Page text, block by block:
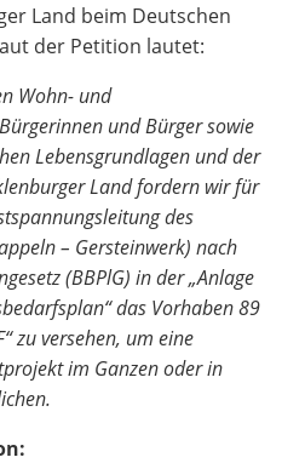
Land beim Deutschen
der Petition lautet:
Wohn- und
und Bürger sowie
Lebensgrundlagen und der
Land fordern wir für
des
– Gersteinwerk) nach
(BBPlG) in der „Anlage
das Vorhaben 89
zu versehen, um eine
im Ganzen oder in